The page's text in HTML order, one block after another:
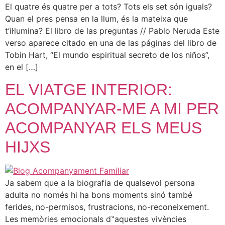
El quatre és quatre per a tots? Tots els set són iguals?
Quan el pres pensa en la llum, és la mateixa que
t’il·lumina? El libro de las preguntas // Pablo Neruda Este
verso aparece citado en una de las páginas del libro de
Tobin Hart, “El mundo espiritual secreto de los niños”,
en el […]
EL VIATGE INTERIOR:
ACOMPANYAR-ME A MI PER
ACOMPANYAR ELS MEUS
HIJXS
Ja sabem que a la biografia de qualsevol persona
adulta no només hi ha bons moments sinó també
ferides, no-permisos, frustracions, no-reconeixement.
Les memòries emocionals d‟aquestes vivències